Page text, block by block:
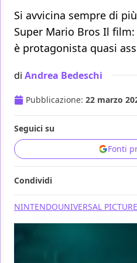
Si avvicina sempre di
Super Mario Bros Il
è protagonista quasi
di Andrea Bedeschi
Pubblicazione: 22 marzo
Seguici su
Fonti
Condividi
NINTENDOUNIVERSAL